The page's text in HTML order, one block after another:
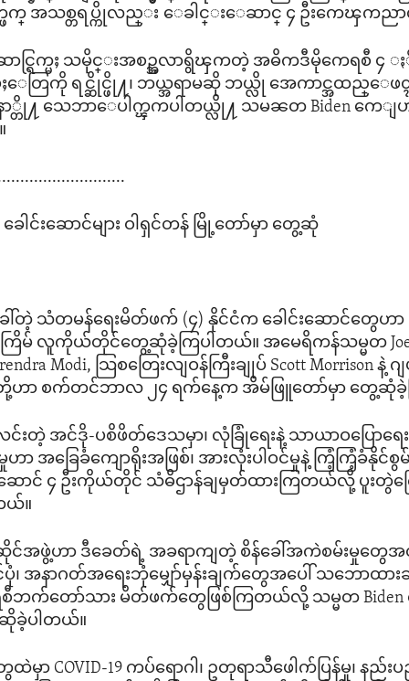
ဖက္ အသစ္တရပ္ကိုလည္း ေခါင္းေဆာင္ ၄ ဦးကေၾကည
င္ရြက္မႈ သမိုင္းအစဥ္အလာရွိၾကတဲ့ အဓိကဒီမိုကေရစီ ၄
တြကို ရင္ဆိုင္ဖို႔၊ ဘယ္အရာမဆို ဘယ္လို အေကာင္အထည္ေဖၚ
တို႔ သေဘာေပါက္ၾကပါတယ္လို႔ သမၼတ Biden က
ခေါင်းဆောင်များ ဝါရှင်တန် မြို့တော်မှာ တွေ့ဆုံ
ခေါ်တဲ့ သံတမန်ရေးမိတ်ဖက် (၄) နိုင်ငံက ခေါင်းဆောင်တွေဟာ
မ် လူကိုယ်တိုင်တွေ့ဆုံခဲ့ကြပါတယ်။ အမေရိကန်သမ္မတ Joe
Modi, သြစတြေးလျဝန်ကြီးချုပ် Scott Morrison နဲ့ ဂ
တို့ဟာ စက်တင်ဘာလ ၂၄ ရက်နေ့က အိမ်ဖြူတော်မှာ တွေ့ဆုံခဲ့
းတဲ့ အင်ဒို-ပစိဖိတ်ဒေသမှာ၊ လုံခြုံရေးနဲ့ သာယာဝပြောရ
ာ အခြေခံကျောရိုးအဖြစ်၊ အားလုံးပါဝင်မှုနဲ့ ကြံ့ကြံ့ခံနိုင်စွမ်
ောင် ၄ ဦးကိုယ်တိုင် သံဓိဌာန်ချမှတ်ထားကြတယ်လို့ ပူးတွဲက
ယ်။
ဆိုင်အဖွဲ့ဟာ ဒီခေတ်ရဲ့ အခရာကျတဲ့ စိန်ခေါ်အကဲစမ်းမှုတွေအ
ပုံ၊ အနာဂတ်အရေးဘုံမျှော်မှန်းချက်တွေအပေါ် သဘောထာ
ဘက်တော်သား မိတ်ဖက်တွေဖြစ်ကြတယ်လို့ သမ္မတ
ဆိုခဲ့ပါတယ်။
ထဲမှာ COVID-19 ကပ်ရောဂါ၊ ဥတုရာသီဖေါက်ပြန်မှု၊ န